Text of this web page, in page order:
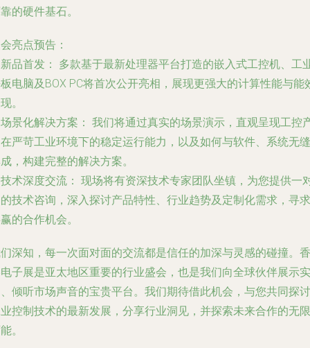
的硬件基石。
亮点预告：
新品首发：
多款基于最新处理器平台打造的嵌入式工控机、工
电脑及BOX PC将首次公开亮相，展现更强大的计算性能与能
。
场景化解决方案： 我们将通过真实的场景演示，直观呈现工控
严苛工业环境下的稳定运行能力，以及如何与软件、系统无缝
，构建完整的解决方案。
技术深度交流： 现场将有资深技术专家团队坐镇，为您提供一
技术咨询，深入探讨产品特性、行业趋势及定制化需求，寻求
的合作机会。
深知，每一次面对面的交流都是信任的加深与灵感的碰撞。香
子展是亚太地区重要的行业盛会，也是我们向全球伙伴展示实
倾听市场声音的宝贵平台。我们期待借此机会，与您共同探讨
控制技术的最新发展，分享行业洞见，并探索未来合作的无限
。